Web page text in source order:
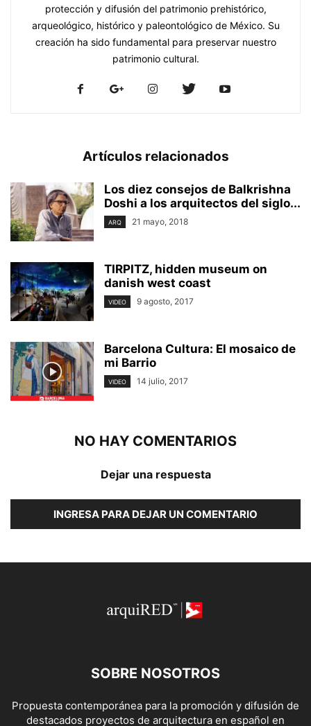
protección y difusión del patrimonio prehistórico,
arqueológico, histórico y paleontológico de México. Su
creación ha sido fundamental para preservar nuestro
patrimonio cultural.
Artículos relacionados
Los diez consejos de Balkrishna
Doshi a los arquitectos del siglo...
ARQ 21 mayo, 2018
TIRPITZ, hidden museum on
danish west coast
VIDEO 9 agosto, 2017
Barcelona Cultura: El mosaico de
mi Barrio
VIDEO 14 julio, 2017
NO HAY COMENTARIOS
Dejar una respuesta
INGRESA PARA DEJAR UN COMENTARIO
SOBRE NOSOTROS
Propuesta contemporánea para la promoción y difusión de
destacados proyectos de arquitectura en español en